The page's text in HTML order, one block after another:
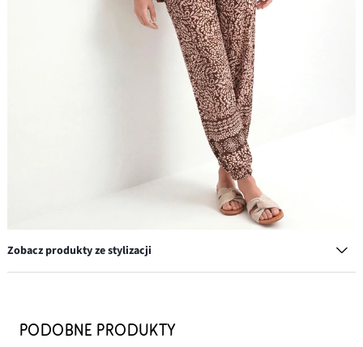
Zobacz produkty ze stylizacji
69,99 zł
PODOBNE PRODUKTY